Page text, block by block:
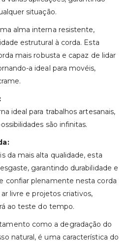
situação.
alma interna resistente,
estrutural à corda. Esta
mais robusta e capaz de lidar
a ideal para movéis,
ideal para trabalhos artesanais,
são infinitas.
da mais alta qualidade, esta
garantindo durabilidade e
confiar plenamente nesta corda
livre e projetos criativos,
ao teste do tempo.
como a degradação do
natural, é uma característica do